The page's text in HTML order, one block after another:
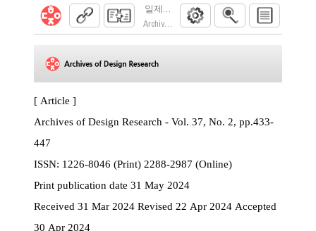
일제강점기 궁궐 내 한-양 절충식 실내장
Archives of Design Research. 2024; 37(2):433
[ Article ]
Archives of Design Research - Vol. 37, No. 2, pp.433-
447
ISSN:
1226-8046 (Print) 2288-2987 (Online)
Print publication date 31 May 2024
Received 31 Mar 2024 Revised 22 Apr 2024 Accepted
30 Apr 2024